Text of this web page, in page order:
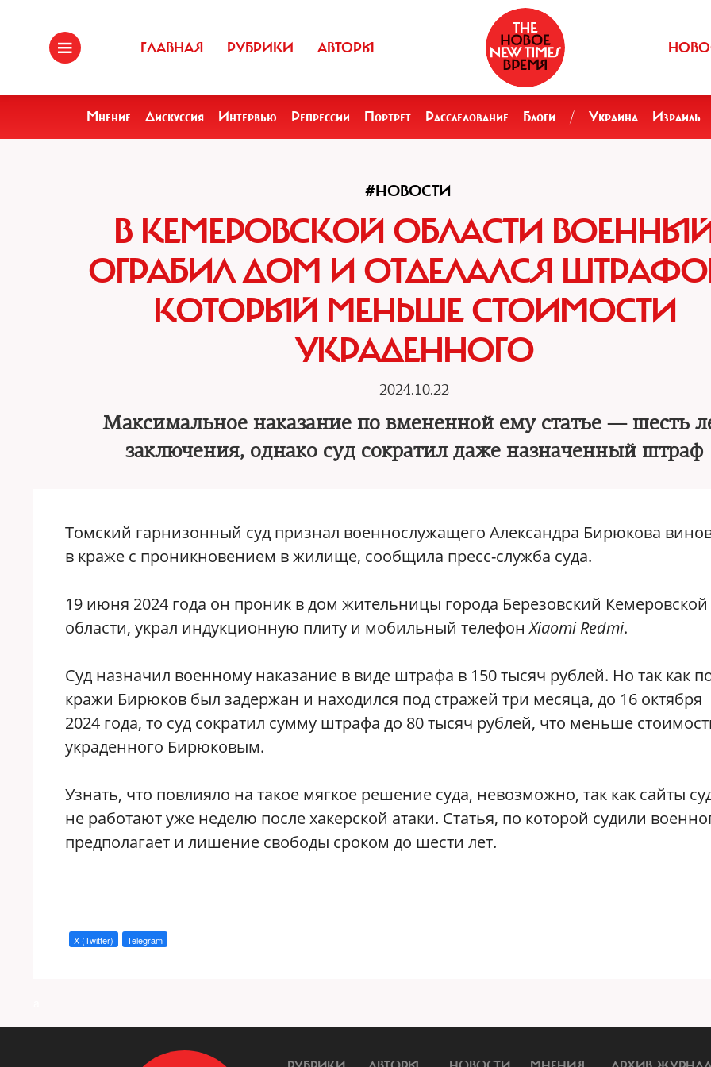
ГЛАВНАЯ РУБРИКИ АВТОРЫ
Мнение Дискуссия Интервью Репрессии Портрет Расследование Блоги / Украина Израиль
#НОВОСТИ
В КЕМЕРОВСКОЙ ОБЛАСТИ
ОГРАБИЛ ДОМ И ОТДЕЛАЛСЯ
КОТОРЫЙ МЕНЬШЕ СТОИМОСТИ
УКРАДЕННОГО
2024.10.22
Максимальное наказание по вмененной ему статье — шесть
заключения, однако суд сократил даже назначенный штраф
Томский гарнизонный суд признал военнослужащего Александра Бирюкова
в краже с проникновением в жилище, сообщила пресс-служба суда.
19 июня 2024 года он проник в дом жительницы города Березовский Кемеровской
области, украл индукционную плиту и мобильный телефонXiaomi Redmi.
Суд назначил военному наказание в виде штрафа в 150 тысяч рублей. Но так как
кражи Бирюков был задержан и находился под стражей три месяца, до 16 октября
2024 года, то суд сократил сумму штрафа до 80 тысяч рублей, что меньше
украденного Бирюковым.
Узнать, что повлияло на такое мягкое решение суда, невозможно, так как сайты
не работают уже неделю после хакерской атаки. Статья, по которой судили
предполагает и лишение свободы сроком до шести лет.
X (Twitter) Telegram